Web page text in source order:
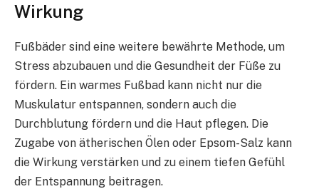
Wirkung
Fußbäder sind eine weitere bewährte Methode, um
Stress abzubauen und die Gesundheit der Füße zu
fördern. Ein warmes Fußbad kann nicht nur die
Muskulatur entspannen, sondern auch die
Durchblutung fördern und die Haut pflegen. Die
Zugabe von ätherischen Ölen oder Epsom-Salz kann
die Wirkung verstärken und zu einem tiefen Gefühl
der Entspannung beitragen.